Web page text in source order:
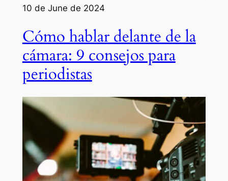
10 de June de 2024
Cómo hablar delante de la
cámara: 9 consejos para
periodistas